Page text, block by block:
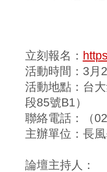
立刻報名：
活動時間：3月
活動地點：台
段85號B1）
聯絡電話：（
主辦單位：長
論壇主持人：